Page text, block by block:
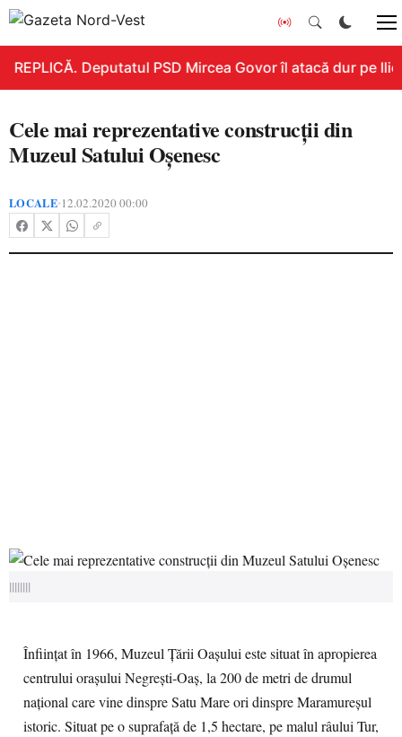
REPLICĂ. Deputatul PSD Mircea Govor îl atacă dur pe
Cele mai reprezentative construcţii din
Muzeul Satului Oşenesc
LOCALE•12.02.2020 00:00
||||||||
Înfiinţat în 1966, Muzeul Ţării Oaşului este situat în apropierea
centrului oraşului Negreşti-Oaş, la 200 de metri de drumul
naţional care vine dinspre Satu Mare ori dinspre Maramureşul
istoric. Situat pe o suprafaţă de 1,5 hectare, pe malul râului Tur,